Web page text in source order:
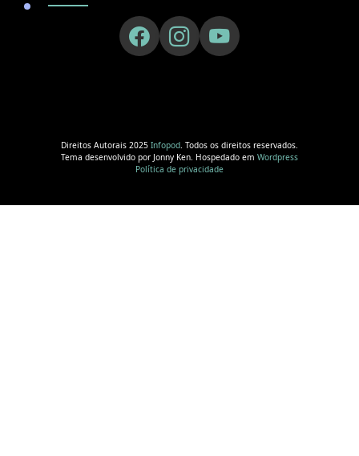
Direitos Autorais 2025 Infopod. Todos os direitos reservados.
Tema desenvolvido por Jonny Ken. Hospedado em Wordpress
Política de privacidade